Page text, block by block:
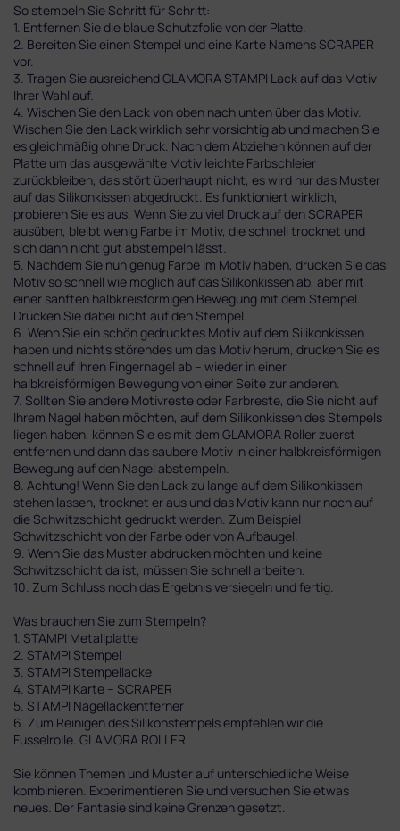
So stempeln Sie Schritt für Schritt:
1. Entfernen Sie die blaue Schutzfolie von der Platte.
2. Bereiten Sie einen Stempel und eine Karte Namens SCRAPER
vor.
3. Tragen Sie ausreichend GLAMORA STAMPI Lack auf das Motiv
Ihrer Wahl auf.
4. Wischen Sie den Lack von oben nach unten über das Motiv.
Wischen Sie den Lack wirklich sehr vorsichtig ab und machen Sie
es gleichmäßig ohne Druck. Nach dem Abziehen können auf der
Platte um das ausgewählte Motiv leichte Farbschleier
zurückbleiben, das stört überhaupt nicht, es wird nur das Muster
auf das Silikonkissen abgedruckt. Es funktioniert wirklich,
probieren Sie es aus. Wenn Sie zu viel Druck auf den SCRAPER
ausüben, bleibt wenig Farbe im Motiv, die schnell trocknet und
sich dann nicht gut abstempeln lässt.
5. Nachdem Sie nun genug Farbe im Motiv haben, drucken Sie das
Motiv so schnell wie möglich auf das Silikonkissen ab, aber mit
einer sanften halbkreisförmigen Bewegung mit dem Stempel.
Drücken Sie dabei nicht auf den Stempel.
6. Wenn Sie ein schön gedrucktes Motiv auf dem Silikonkissen
haben und nichts störendes um das Motiv herum, drucken Sie es
schnell auf Ihren Fingernagel ab – wieder in einer
halbkreisförmigen Bewegung von einer Seite zur anderen.
7. Sollten Sie andere Motivreste oder Farbreste, die Sie nicht auf
Ihrem Nagel haben möchten, auf dem Silikonkissen des Stempels
liegen haben, können Sie es mit dem GLAMORA Roller zuerst
entfernen und dann das saubere Motiv in einer halbkreisförmigen
Bewegung auf den Nagel abstempeln.
8. Achtung! Wenn Sie den Lack zu lange auf dem Silikonkissen
stehen lassen, trocknet er aus und das Motiv kann nur noch auf
die Schwitzschicht gedruckt werden. Zum Beispiel
Schwitzschicht von der Farbe oder von Aufbaugel.
9. Wenn Sie das Muster abdrucken möchten und keine
Schwitzschicht da ist, müssen Sie schnell arbeiten.
10. Zum Schluss noch das Ergebnis versiegeln und fertig.
Was brauchen Sie zum Stempeln?
1. STAMPI Metallplatte
2. STAMPI Stempel
3. STAMPI Stempellacke
4. STAMPI Karte – SCRAPER
5. STAMPI Nagellackentferner
6. Zum Reinigen des Silikonstempels empfehlen wir die
Fusselrolle. GLAMORA ROLLER
Sie können Themen und Muster auf unterschiedliche Weise
kombinieren. Experimentieren Sie und versuchen Sie etwas
neues. Der Fantasie sind keine Grenzen gesetzt.